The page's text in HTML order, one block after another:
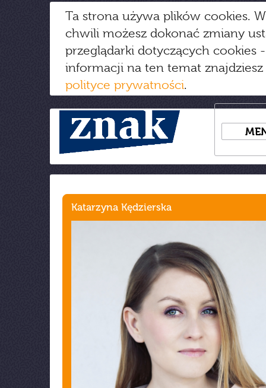
Ta strona używa plików cookies.
chwili możesz dokonać zmiany
przeglądarki dotyczących cookies
informacji na ten temat
polityce prywatności.
Katarzyna Kędzierska